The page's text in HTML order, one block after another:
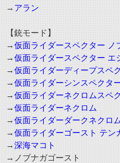
→ アラン
【銃モード】
→仮面ライダースペクター ノ
→仮面ライダースペクター エ
→仮面ライダーディープスペ
→仮面ライダーシンスペクタ
→仮面ライダーネクロムスペ
→仮面ライダーネクロム
→仮面ライダーダークネクロ
→仮面ライダーゴースト テン
→深海マコト
→ノブナガゴースト